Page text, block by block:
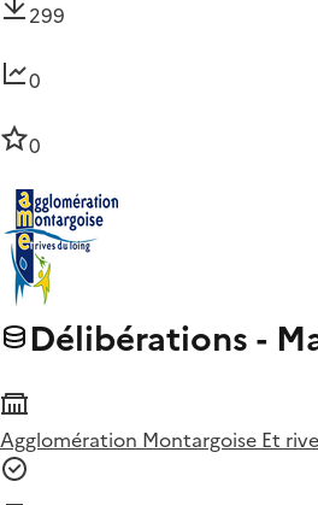
299
0
0
Délibérations -
Agglomération Montargoise Et